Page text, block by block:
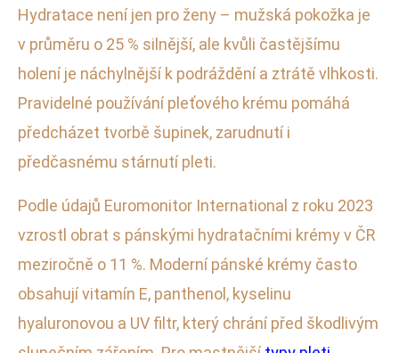
Hydratace není jen pro ženy – mužská pokožka je
v průměru o 25 % silnější, ale kvůli častějšímu
holení je náchylnější k podráždění a ztrátě vlhkosti.
Pravidelné používání pleťového krému pomáhá
předcházet tvorbě šupinek, zarudnutí i
předčasnému stárnutí pleti.
Podle údajů Euromonitor International z roku 2023
vzrostl obrat s pánskými hydratačními krémy v ČR
meziročně o 11 %. Moderní pánské krémy často
obsahují vitamín E, panthenol, kyselinu
hyaluronovou a UV filtr, který chrání před škodlivým